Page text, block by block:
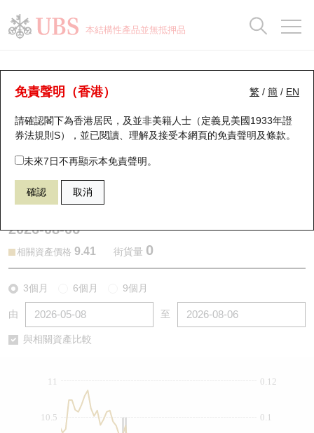
本結構性產品並無抵押品
繁 / 簡 / EN
免責聲明（香港）
請確認閣下為香港居民，及並非美籍人士（定義見美國1933年證
券法規則S），並已閱讀、理解及接受本網頁的免責聲明及條款。
未來7日不再顯示本免責聲明。
確認 取消
認股證分析儀
表現 街貨統計 比較
27199 瑞銀認沽 0857 中國石油股份
2026-08-06
相關資產價格 9.41 街貨量 0
3個月 6個月 9個月
由 至
與相關資產比較
0.12
0.1
10.5
11
瑞銀認股證一覽
新發行瑞銀認股證
即將到期認股證
認股證到期結算價查詢
認股證分析儀
認股證/牛熊證日誌
認股證文件及公告 (瑞信)
街貨統計
比較
牛熊全景快搜
牛熊證搜尋
牛熊證街貨分佈圖
正股牛熊證列表
新發行瑞銀牛熊證
牛熊證到期結算價查詢
牛熊證速算機
街貨統計
比較
十大升幅/跌幅
十大認股證成交分佈
十天股證佔大市成交
資金流
街貨統計
正股分析儀
二十大活躍股份
恒指成份股
國指成份股
科指成份股
中資ETFs溢價比較
即市板塊表現
持股比重
顯示所有持股比重
每月輪證大市專題
輪證專欄
講座及教育短片
認股證投資者教育
牛熊證投資者教育